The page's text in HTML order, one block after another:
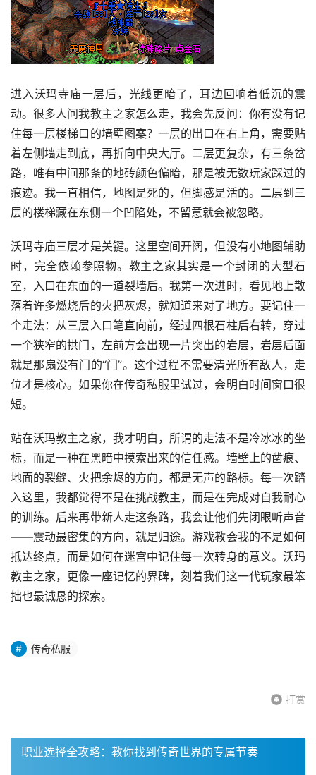
进入沃玛寺庙一层后，光线更暗了，耳边回响着低沉的震
动。很多人问我教主之家怎么走，我会先反问：你有没有记
住每一层楼梯口的墙壁图案？一层的出口在右上角，需要贴
着左侧墙走到底，再折向中央大厅。二层更复杂，有三条岔
路，唯有中间那条的地砖颜色偏暗，那是被无数玩家踩过的
痕迹。我一直相信，地图是死的，但脚感是活的。二层到三
层的楼梯藏在东侧一个凹陷处，不留意就会被忽略。
沃玛寺庙三层才是关键。这里空间开阔，但没有小地图辅助
时，完全依赖参照物。教主之家其实是一个封闭的大型石
室，入口在东面的一道裂墙后。我第一次进时，看见地上散
落着许多燃烧后的火把灰烬，就知道来对了地方。要记住一
个走法：从三层入口笔直向前，经过四根石柱后右转，穿过
一个狭窄的拱门，左前方会出现一片突出的岩层，岩层后面
就是那扇没有门的“门”。这个过程不需要清光所有敌人，走
位才是核心。如果你在传奇私服里试过，会明白时间窗口很
短。
站在沃玛教主之家，我才明白，所谓的走法不是冷冰冰的坐
标，而是一种在黑暗中摸索出来的信任感。墙壁上的凿痕、
地面的裂缝、火把余烬的方向，都是无声的路标。每一次踏
入这里，我都觉得不是在挑战教主，而是在完成对自我耐心
的训练。后来再带新人走这条路，我会让他们先闭眼听声音
——震动最密集的方向，就是归途。游戏教会我的不是如何
抵达终点，而是如何在迷宫中记住每一次转身的意义。沃玛
教主之家，更像一座记忆的界碑，刻着我们这一代玩家最笨
拙也最诚恳的探索。
传奇私服
打赏
职业选择全攻略：教你找到传奇世界的专属节奏